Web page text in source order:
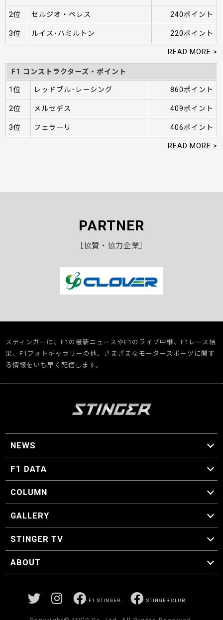
2位 セルジオ・ペレス 240ポイント
3位 ルイス･ハミルトン 220ポイント
READ MORE >
F1 コンストラクターズ・ポイント
1位 レッドブル･レーシング 860ポイント
2位 メルセデス 409ポイント
3位 フェラーリ 406ポイント
READ MORE >
PARTNER
［協賛・協力企業］
スティンガーは、F1の最新ニュースやF1のライブ中継、F1レース結
果、F1フォトギャラリーの他、さまざまなモータースポーツに関す
る情報をいち早く配信します。
NEWS
F1 ニュース
F1 DATA
F1 日程
F1 データ
COLUMN
マイ・ワンダフル・サーキット
スクーデリア・一方通行
F1に燃え、ゴルフに泣く日々。
スティングくんの部屋
GALLERY
GALLERY
STINGER TV
STINGER TV
ABOUT
F1 STINGER STINGER CLUB